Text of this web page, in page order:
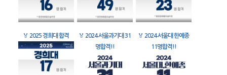
🏅 2025 경희대 합격 🏅 2024 서울과기대 31
명합격!!
🏅 2024 서울대 한예종
11명합격!!